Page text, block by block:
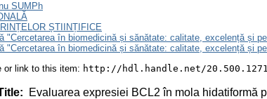
SUMPh
ȘTIINȚIFICE
"Cercetarea în biomedicină și sănătate: calitate, excelență și
"Cercetarea în biomedicină și sănătate: calitate, excelență și
or link to this item: http://hdl.handle.net/
:
Evaluarea expresiei BCL2 în mola hidatiformă